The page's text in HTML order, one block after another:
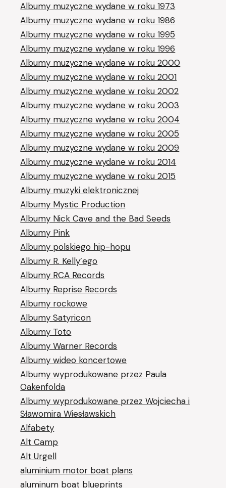
Albumy muzyczne wydane w roku 1973
Albumy muzyczne wydane w roku 1986
Albumy muzyczne wydane w roku 1995
Albumy muzyczne wydane w roku 1996
Albumy muzyczne wydane w roku 2000
Albumy muzyczne wydane w roku 2001
Albumy muzyczne wydane w roku 2002
Albumy muzyczne wydane w roku 2003
Albumy muzyczne wydane w roku 2004
Albumy muzyczne wydane w roku 2005
Albumy muzyczne wydane w roku 2009
Albumy muzyczne wydane w roku 2014
Albumy muzyczne wydane w roku 2015
Albumy muzyki elektronicznej
Albumy Mystic Production
Albumy Nick Cave and the Bad Seeds
Albumy Pink
Albumy polskiego hip-hopu
Albumy R. Kelly’ego
Albumy RCA Records
Albumy Reprise Records
Albumy rockowe
Albumy Satyricon
Albumy Toto
Albumy Warner Records
Albumy wideo koncertowe
Albumy wyprodukowane przez Paula
Oakenfolda
Albumy wyprodukowane przez Wojciecha i
Sławomira Wiesławskich
Alfabety
Alt Camp
Alt Urgell
aluminium motor boat plans
aluminum boat blueprints